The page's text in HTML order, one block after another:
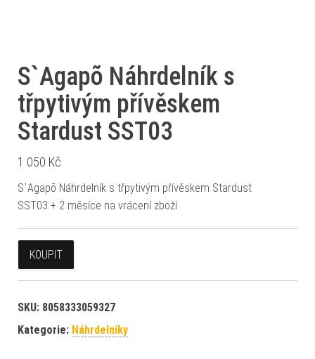
S`Agapõ Náhrdelník s
třpytivým přívěskem
Stardust SST03
1 050 Kč
S`Agapõ Náhrdelník s třpytivým přívěskem Stardust
SST03 + 2 měsíce na vrácení zboží
KOUPIT
SKU: 8058333059327
Kategorie: Náhrdelníky